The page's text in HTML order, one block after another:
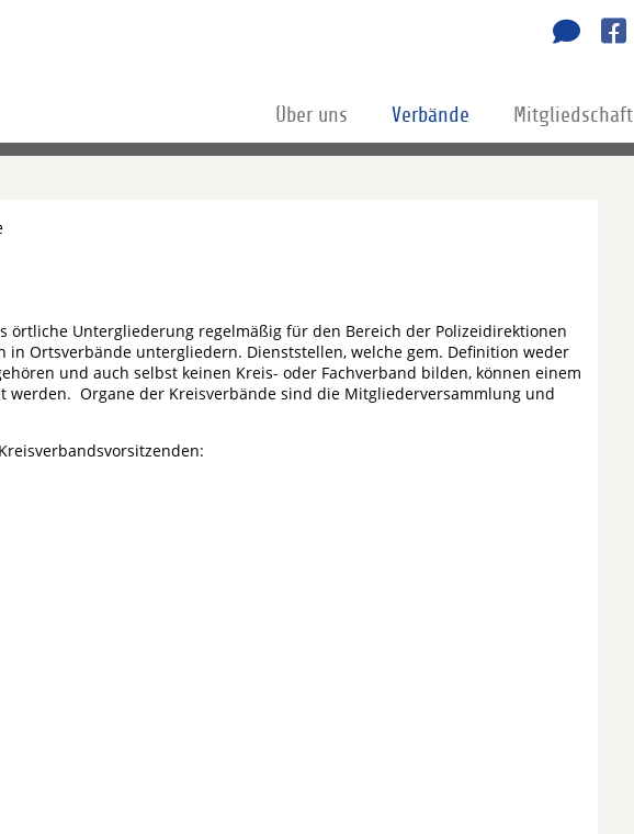
Über uns Verbände Mitgliedschaft
örtliche Untergliederung regelmäßig für den Bereich der Polizeidirektionen
in Ortsverbände untergliedern. Dienststellen, welche gem. Definition weder
und auch selbst keinen Kreis- oder Fachverband bilden, können einem
werden. Organe der Kreisverbände sind die Mitgliederversammlung und